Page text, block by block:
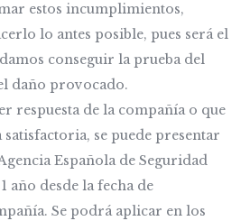
estos incumplimientos,
lo antes posible, pues será el
conseguir la prueba del
daño provocado.
respuesta de la compañía o que
satisfactoria, se puede presentar
Española de Seguridad
año desde la fecha de
Se podrá aplicar en los